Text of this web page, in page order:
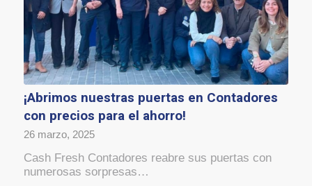
¡Abrimos nuestras puertas en Contadores
con precios para el ahorro!
26 marzo, 2025
Cash Fresh Contadores reabre sus puertas con
numerosas sorpresas…